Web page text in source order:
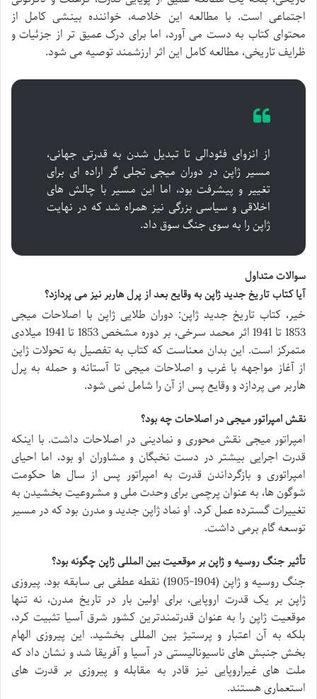
اجتماعی است. با مطالعه این خلاصه، خواننده بینشی کامل از
محتوای کتاب به دست می آورد، اما برای درک عمیق تر از جزئیات و
ظرایف تاریخی، مطالعه کامل این اثر ارزشمند توصیه می شود.
از انزوای فئودالی تا تبدیل شدن به قدرتی جهانی،
مسیر ژاپن در دوران میجی تجلی گر اراده ای برای
تغییر و پیشرفت بود، اما این مسیر با چالش های
اخلاقی و سیاسی بزرگی نیز همراه شد که در نهایت
ژاپن را به سوی جنگ سوق داد.
سوالات متداول
آیا کتاب تاریخ جدید ژاپن به وقایع بعد از پرل هاربر نیز می پردازد؟
خیر، کتاب تاریخ جدید ژاپن: دوران طلایی ژاپن با اصلاحات میجی
1853 تا 1941 اثر محمد سرخی، بر دوره مشخص 1853 تا 1941 میلادی
متمرکز است. این بدان معناست که کتاب به تفصیل به تحولات ژاپن
از آغاز مواجهه با غرب و اصلاحات میجی تا آستانه و حمله به پرل
هاربر می پردازد و وقایع پس از آن را شامل نمی شود.
نقش امپراتور میجی در اصلاحات چه بود؟
امپراتور میجی نقش محوری و نمادینی در اصلاحات داشت. با اینکه
قدرت اجرایی بیشتر در دست نخبگان و مشاوران او بود، اما احیای
امپراتوری و بازگرداندن قدرت به امپراتور پس از سال ها حکومت
شوگون ها، به عنوان پرچمی برای وحدت ملی و مشروعیت بخشیدن به
تغییرات گسترده عمل کرد. او نماد ژاپن جدید و مدرن بود که در مسیر
توسعه گام برمی داشت.
تأثیر جنگ روسیه و ژاپن بر موقعیت بین المللی ژاپن چگونه بود؟
جنگ روسیه و ژاپن (1904-1905) نقطه عطفی بی سابقه بود. پیروزی
ژاپن بر یک قدرت اروپایی، برای اولین بار در تاریخ مدرن، نه تنها
موقعیت ژاپن را به عنوان قدرتمندترین کشور شرق آسیا تثبیت کرد،
بلکه به آن اعتبار و پرستیژ بین المللی بخشید. این پیروزی الهام
بخش جنبش های ناسیونالیستی در آسیا و آفریقا شد و نشان داد که
ملت های غیراروپایی نیز قادر به مقابله و پیروزی بر قدرت های
استعماری هستند.